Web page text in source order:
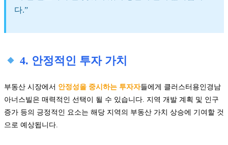
다.”
4. 안정적인 투자 가치
부동산 시장에서 안정성을 중시하는 투자자들에게 클러스터용인경남
아너스빌은 매력적인 선택이 될 수 있습니다. 지역 개발 계획 및 인구
증가 등의 긍정적인 요소는 해당 지역의 부동산 가치 상승에 기여할 것
으로 예상됩니다.